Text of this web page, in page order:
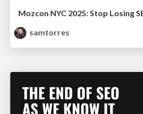
Mozcon NYC 2025: Stop Losing
samtorres